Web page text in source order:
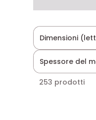
Dimensioni
Spessore del
253 prodotti